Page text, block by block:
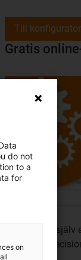
Gratis
Konfigurera
Till
do not
to a
for
on